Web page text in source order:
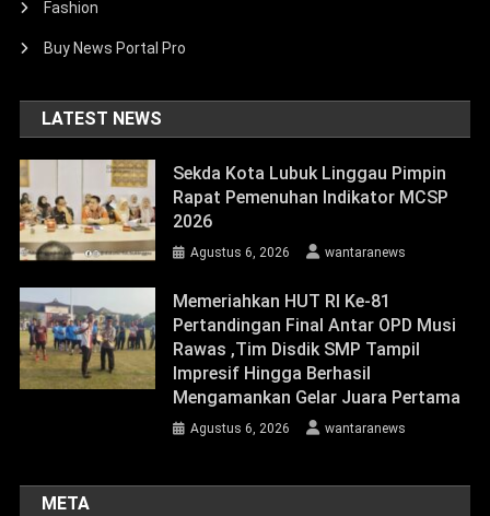
Fashion
Buy News Portal Pro
LATEST NEWS
Sekda Kota Lubuk Linggau Pimpin
Rapat Pemenuhan Indikator MCSP
2026
Agustus 6, 2026 wantaranews
Memeriahkan HUT RI Ke-81
Pertandingan Final Antar OPD Musi
Rawas ,Tim Disdik SMP Tampil
Impresif Hingga Berhasil
Mengamankan Gelar Juara Pertama
Agustus 6, 2026 wantaranews
META